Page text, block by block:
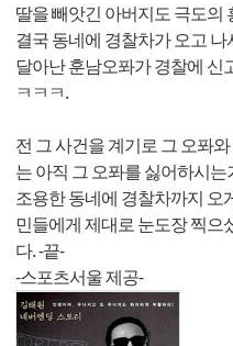
딸을 빼앗긴 아버지도 극도의
결국 동네에 경찰차가 오고
달아난 훈남오퐈가 경찰에
ㅋㅋㅋ.
전 그 사건을 계기로 그 오퐈
는 아직 그 오퐈를 싫어하시는
조용한 동네에 경찰차까지 오
민들에게 제대로 눈도장 찍으
다. -끝-
-스포츠서울 제공-